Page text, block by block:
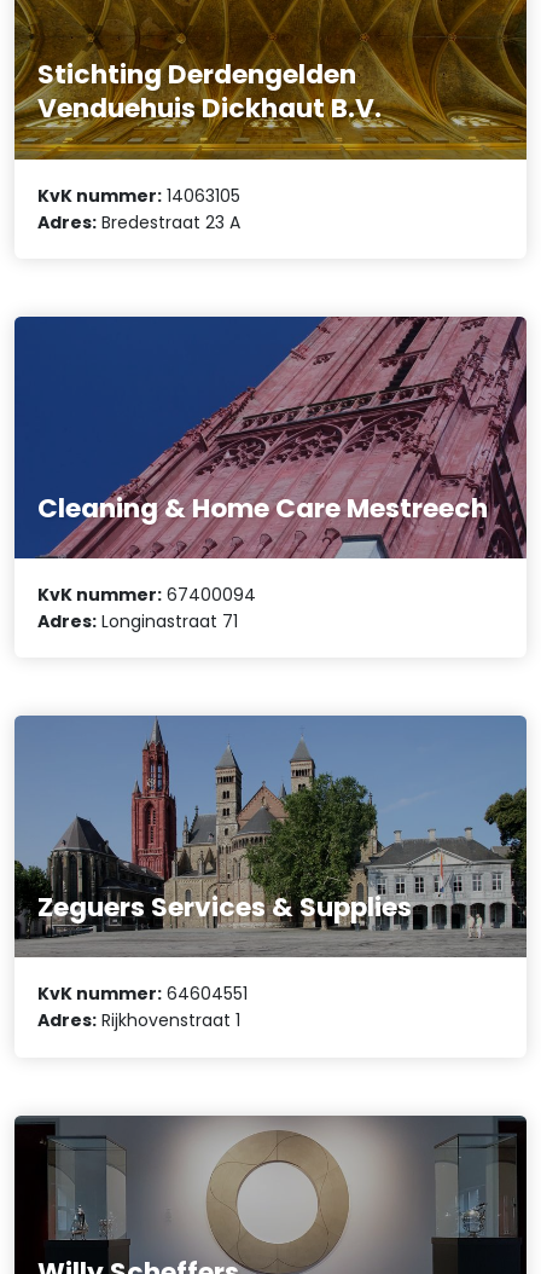
Stichting Derdengelden
Venduehuis Dickhaut B.V.
KvK nummer: 14063105
Adres: Bredestraat 23 A
Cleaning & Home Care Mestreech
KvK nummer: 67400094
Adres: Longinastraat 71
Zeguers Services & Supplies
KvK nummer: 64604551
Adres: Rijkhovenstraat 1